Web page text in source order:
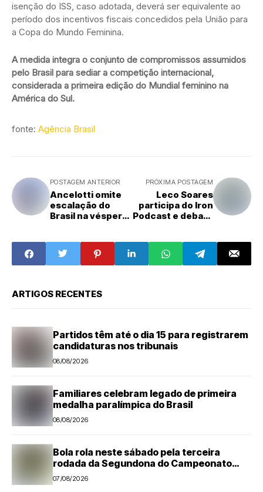
isenção do ISS, caso adotada, deverá ser equivalente ao
período dos incentivos fiscais concedidos pela União para
a Copa do Mundo Feminina.
A medida integra o conjunto de compromissos assumidos
pelo Brasil para sediar a competição internacional,
considerada a primeira edição do Mundial feminino na
América do Sul.
fonte: Agência Brasil
POSTAGEM ANTERIOR
Ancelotti omite
escalação do
Brasil na véspera
PRÓXIMA POSTAGEM
Leco Soares
participa do Iron
Podcast e debate
rumo às eleições
de 2026
ARTIGOS RECENTES
Partidos têm até o dia 15 para registrarem
candidaturas nos tribunais
08/08/2026
Familiares celebram legado de primeira
medalha paralímpica do Brasil
08/08/2026
Bola rola neste sábado pela terceira
rodada da Segundona do Campeonato
Amador de Futebol
07/08/2026